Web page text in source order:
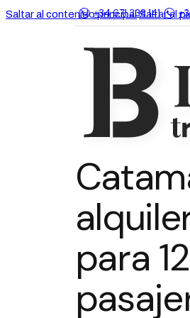
Saltar al contenido principalSaltar al
+34 671 338 141
para 12